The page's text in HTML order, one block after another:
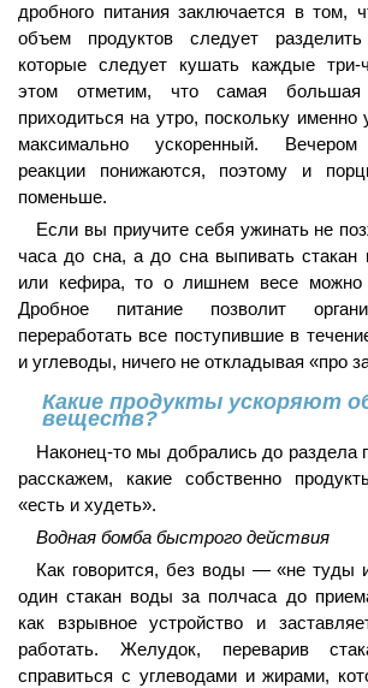
дробного питания заключается в том,
объем продуктов следует
которые следует кушать каждые
этом отметим, что самая
приходиться на утро, поскольку
максимально ускоренный. Вечером
реакции понижаются, поэтому и
поменьше.
Если вы приучите себя ужинать не
часа до сна, а до сна выпивать стакан
или кефира, то о лишнем весе можно
Дробное питание позволит
переработать все поступившие в
и углеводы, ничего не откладывая «про
Какие продукты ускоряют
веществ?
Наконец-то мы добрались до раздела
расскажем, какие собственно
«есть и худеть».
Водная бомба быстрого действия
Как говорится, без воды — «не туды
один стакан воды за полчаса до
как взрывное устройство и
работать. Желудок, переварив
справиться с углеводами и жирами,